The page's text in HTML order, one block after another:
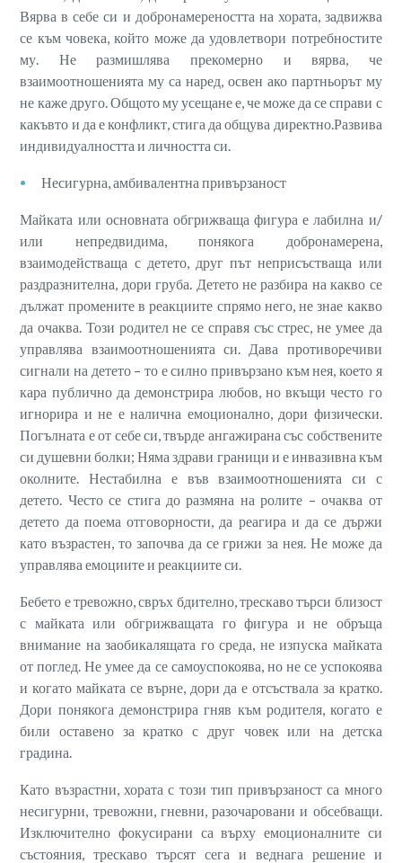
Вярва в себе си и добронамереността на хората, задвижва
се към човека, който може да удовлетвори потребностите
му. Не размишлява прекомерно и вярва, че
взаимоотношенията му са наред, освен ако партньорът му
не каже друго. Общото му усещане е, че може да се справи с
какъвто и да е конфликт, стига да общува директно.Развива
индивидуалността и личността си.
Несигурна, амбивалентна привързаност
Майката или основната обгрижваща фигура е лабилна и/
или непредвидима, понякога добронамерена,
взаимодействаща с детето, друг път неприсъстваща или
раздразнителна, дори груба. Детето не разбира на какво се
дължат промените в реакциите спрямо него, не знае какво
да очаква. Този родител не се справя със стрес, не умее да
управлява взаимоотношенията си. Дава противоречиви
сигнали на детето – то е силно привързано към нея, което я
кара публично да демонстрира любов, но вкъщи често го
игнорира и не е налична емоционално, дори физически.
Погълната е от себе си, твърде ангажирана със собствените
си душевни болки; Няма здрави граници и е инвазивна към
околните. Нестабилна е във взаимоотношенията си с
детето. Често се стига до размяна на ролите – очаква от
детето да поема отговорности, да реагира и да се държи
като възрастен, то започва да се грижи за нея. Не може да
управлява емоциите и реакциите си.
Бебето е тревожно, свръх бдително, трескаво търси близост
с майката или обгрижващата го фигура и не обръща
внимание на заобикалящата го среда, не изпуска майката
от поглед. Не умее да се самоуспокоява, но не се успокоява
и когато майката се върне, дори да е отсъствала за кратко.
Дори понякога демонстрира гняв към родителя, когато е
били оставено за кратко с друг човек или на детска
градина.
Като възрастни, хората с този тип привързаност са много
несигурни, тревожни, гневни, разочаровани и обсебващи.
Изключително фокусирани са върху емоционалните си
състояния, трескаво търсят сега и веднага решение и